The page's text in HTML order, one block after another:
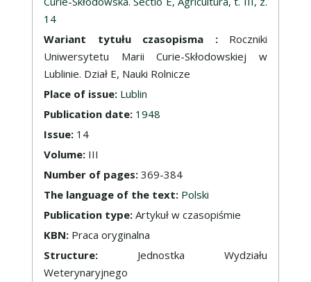
14
Wariant tytułu czasopisma : Roczniki
Uniwersytetu Marii Curie-Skłodowskiej w
Lublinie. Dział E, Nauki Rolnicze
Place of issue: Lublin
Publication date: 1948
Issue: 14
Volume: III
Number of pages: 369-384
The language of the text: Polski
Publication type: Artykuł w czasopiśmie
KBN: Praca oryginalna
Structure: Jednostka Wydziału
Weterynaryjnego